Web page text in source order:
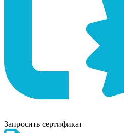
Запросить сертификат